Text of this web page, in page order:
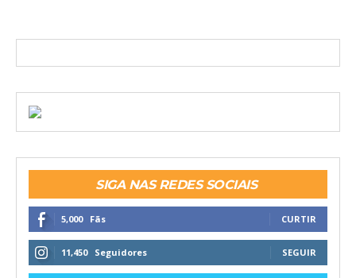
SIGA NAS REDES SOCIAIS
5,000 Fãs CURTIR
11,450 Seguidores SEGUIR